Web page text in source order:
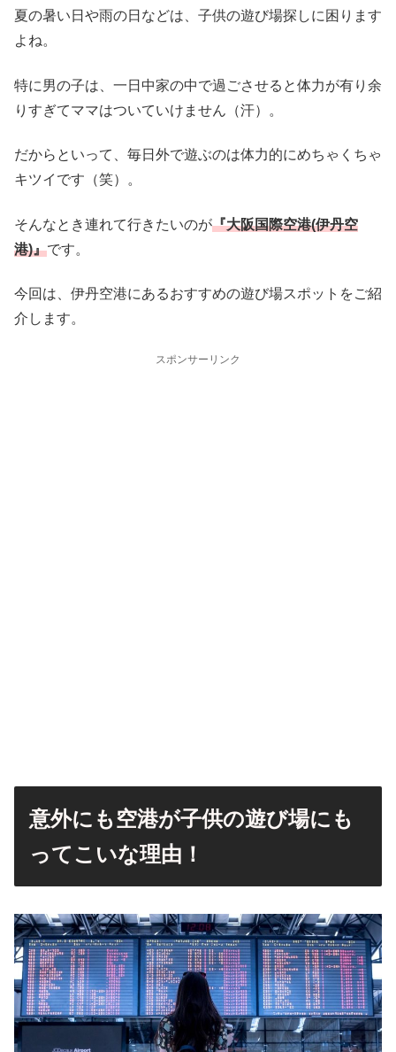
夏の暑い日や雨の日などは、子供の遊び場探しに困ります
よね。
特に男の子は、一日中家の中で過ごさせると体力が有り余
りすぎてママはついていけません（汗）。
だからといって、毎日外で遊ぶのは体力的にめちゃくちゃ
キツイです（笑）。
そんなとき連れて行きたいのが『大阪国際空港(伊丹空
港)』です。
今回は、伊丹空港にあるおすすめの遊び場スポットをご紹
介します。
スポンサーリンク
意外にも空港が子供の遊び場にも
ってこいな理由！